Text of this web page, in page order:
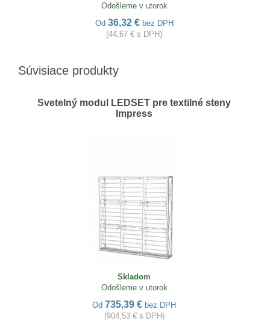
Odošleme v utorok
Od 36,32 € bez DPH
(44,67 € s DPH)
Súvisiace produkty
Svetelný modul LEDSET pre textilné steny
Impress
Skladom
Odošleme v utorok
Od 735,39 € bez DPH
(904,53 € s DPH)